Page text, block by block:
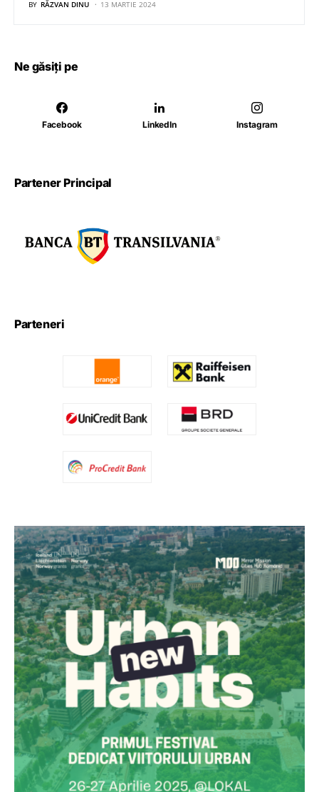
BY RĂZVAN DINU 13 MARTIE 2024
Ne găsiți pe
Facebook LinkedIn Instagram
Partener Principal
Parteneri